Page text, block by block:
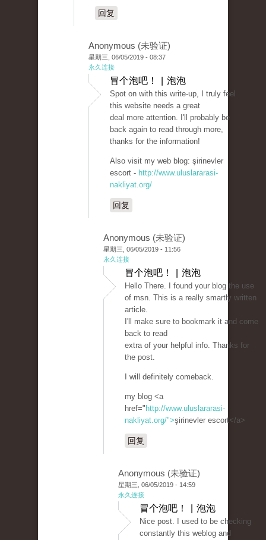
回复
Anonymous (未验证)
星期三, 06/05/2019 - 08:37
永久连接
冒个泡吧！ | 泡泡
Spot on with this write-up, I truly feel
this website needs a great
deal more attention. I'll probably be
back again to read through more,
thanks for the information!
Also visit my web blog: şirinevler
escort - http://www.uluslararasi-
nakliyat.org/
回复
Anonymous (未验证)
星期三, 06/05/2019 - 11:56
永久连接
冒个泡吧！ | 泡泡
Hello There. I found your blog the use
of msn. This is a really smartly written
article.
I'll make sure to bookmark it and come
back to read
extra of your helpful info. Thanks for
the post.
I will definitely comeback.
my blog <a
href=" http://www.uluslararasi-
nakliyat.org/">şirinevler escort</a>
回复
Anonymous (未验证)
星期三, 06/05/2019 - 14:59
永久连接
冒个泡吧！ | 泡泡
Nice post. I used to be checking
constantly this weblog and